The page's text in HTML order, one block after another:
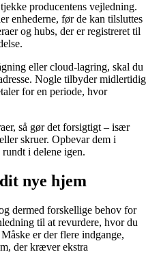
producentens vejledning.
enhederne, før de kan tilsluttes
og hubs, der er registreret til
eller cloud-lagring, skal du
Nogle tilbyder midlertidig
for en periode, hvor
så gør det forsigtigt – især
skruer. Opbevar dem i
i delene igen.
nye hjem
dermed forskellige behov for
til at revurdere, hvor du
er der flere indgange,
der kræver ekstra